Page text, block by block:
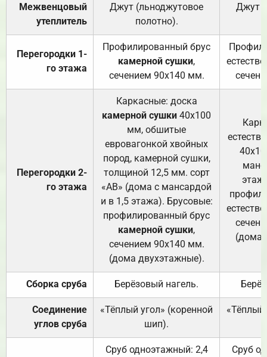
Межвенцовый
утеплитель
Джут (льноджутовое
полотно).
Джут
Перегородки 1-
го этажа
Профилированный брус
камерной сушки,
сечением 90х140 мм.
Перегородки 2-
го этажа
Каркасные: доска
камерной сушки 40х100
мм, обшитые
евровагонкой хвойных
пород, камерной сушки,
толщиной 12,5 мм. сорт
«АВ» (дома с мансардой
и в 1,5 этажа). Брусовые:
профилированный брус
камерной сушки,
сечением 90х140 мм.
(дома двухэтажные).
(дома
Сборка сруба Берёзовый нагель.
Соединение
углов сруба
«Тёплый угол» (коренной
шип).
«Тёплый
Сруб одноэтажный: 2,4
Сруб